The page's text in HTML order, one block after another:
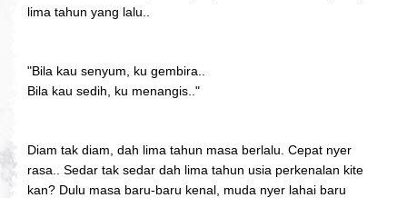
lima tahun yang lalu..
"Bila kau senyum, ku gembira..
Bila kau sedih, ku menangis.."
Diam tak diam, dah lima tahun masa berlalu. Cepat nyer
rasa.. Sedar tak sedar dah lima tahun usia perkenalan kite
kan? Dulu masa baru-baru kenal, muda nyer lahai baru